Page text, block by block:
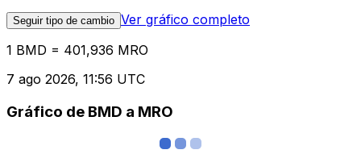
Seguir tipo de cambio Ver gráfico completo
1 BMD = 401,936 MRO
7 ago 2026, 11:56 UTC
Gráfico de BMD a MRO